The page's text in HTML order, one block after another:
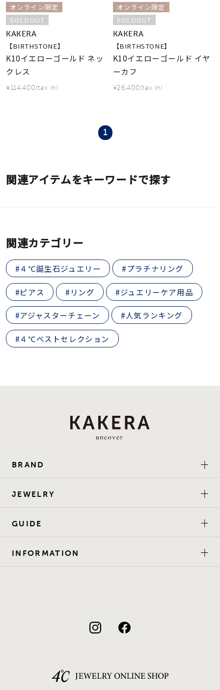
オンライン限定
SOLDOUT
KAKERA
【BIRTHSTONE】
K10イエローゴールド ネッ
クレス
¥114,400(tax in)
オンライン限定
SOLDOUT
KAKERA
【BIRTHSTONE】
K10イエローゴールド イヤ
ーカフ
¥26,400(tax in)
1
関連アイテムをキーワードで探す
関連カテゴリー
#４℃誕生石ジュエリー #プラチナリング
#ピアス #リング #ジュエリーケア用品
#アジャスターチェーン #人気ランキング
#４℃ベストセレクション
BRAND
JEWELRY
GUIDE
INFORMATION